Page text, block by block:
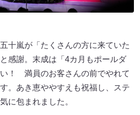
十嵐が「たくさんの方に来ていた
感謝。末成は「4カ月もポールダ
！ 満員のお客さんの前でやれて
。あき恵ややすえも祝福し、ステ
に包まれました。